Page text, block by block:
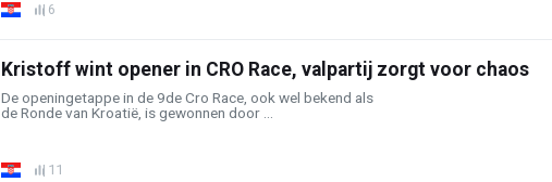
6
Kristoff wint opener in CRO Race, valpartij zorgt voor chaos
De openingetappe in de 9de Cro Race, ook wel bekend als
de Ronde van Kroatië, is gewonnen door ...
11